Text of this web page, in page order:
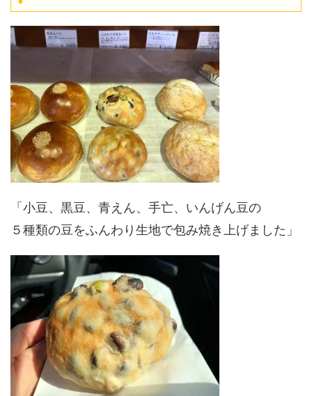
「小豆、黒豆、青えん、手亡、いんげん豆の
５種類の豆をふんわり生地で包み焼き上げました」